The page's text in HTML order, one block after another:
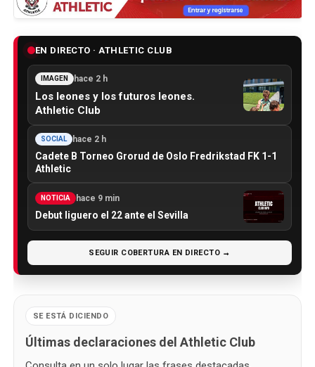
EN DIRECTO · ATHLETIC CLUB
IMAGEN hace 2 h
Los leones y los futuros leones.
Athletic Club
SOCIAL hace 2 h
Cadete B Torneo Grorud de Oslo Fredrikstad FK 1-1
Athletic
NOTICIA hace 9 min
Debut liguero el 22 ante el Sevilla
SEGUIR COBERTURA EN DIRECTO →
SE ESTÁ DICIENDO
Últimas declaraciones del Athletic Club